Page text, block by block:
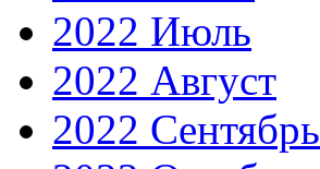
2022 Июль
2022 Август
2022 Сентябрь